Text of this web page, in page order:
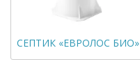
СЕПТИК «ЕВРОЛОС БИО»